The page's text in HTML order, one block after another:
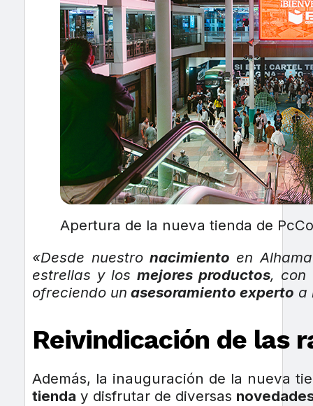
Apertura de la nueva tienda de
«Desde nuestronacimiento en
estrellas y losmejores productos, con
ofreciendo un asesoramiento experto a
Reivindicación de las
Además, la inauguración de la nueva
tienda y disfrutar de diversas